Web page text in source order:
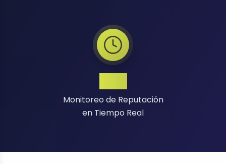
Monitoreo de Reputación
en Tiempo Real